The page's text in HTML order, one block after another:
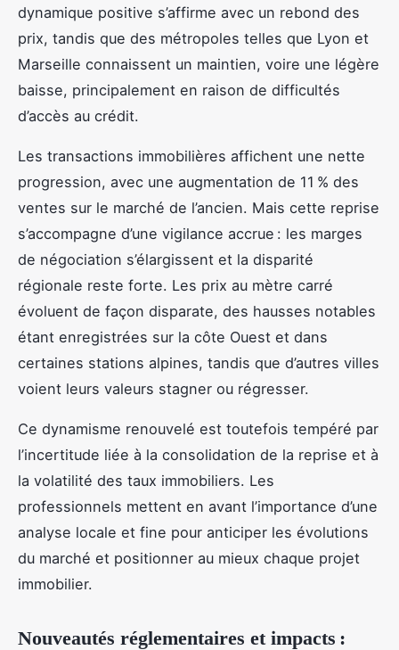
dynamique positive s’affirme avec un rebond des
prix, tandis que des métropoles telles que Lyon et
Marseille connaissent un maintien, voire une légère
baisse, principalement en raison de difficultés
d’accès au crédit.
Les transactions immobilières affichent une nette
progression, avec une augmentation de 11 % des
ventes sur le marché de l’ancien. Mais cette reprise
s’accompagne d’une vigilance accrue : les marges
de négociation s’élargissent et la disparité
régionale reste forte. Les prix au mètre carré
évoluent de façon disparate, des hausses notables
étant enregistrées sur la côte Ouest et dans
certaines stations alpines, tandis que d’autres villes
voient leurs valeurs stagner ou régresser.
Ce dynamisme renouvelé est toutefois tempéré par
l’incertitude liée à la consolidation de la reprise et à
la volatilité des taux immobiliers. Les
professionnels mettent en avant l’importance d’une
analyse locale et fine pour anticiper les évolutions
du marché et positionner au mieux chaque projet
immobilier.
Nouveautés réglementaires et impacts :